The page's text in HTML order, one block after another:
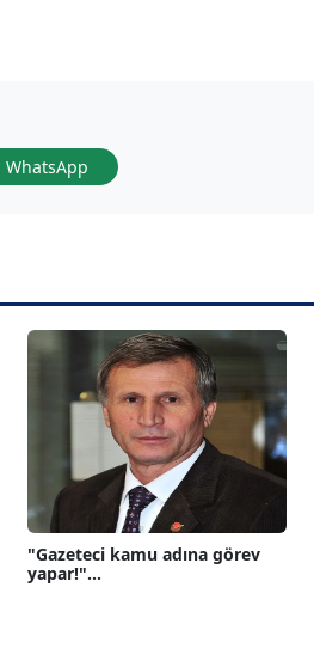
WhatsApp
"Gazeteci kamu adına görev
yapar!"...